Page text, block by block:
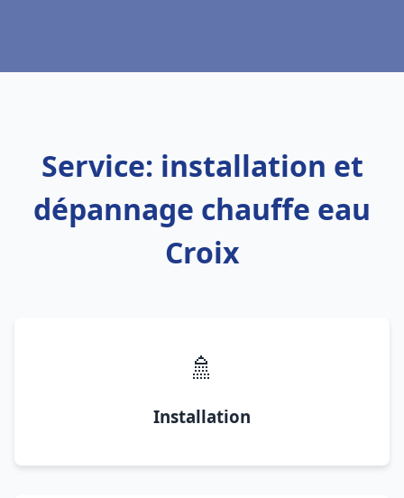
Service: installation et
dépannage chauffe eau
Croix
🚿
Installation